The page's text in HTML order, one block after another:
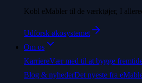
Kobl eMabler til de værktøjer, I
Udforsk økosystemet
Om os
KarriereVær med til at bygge
Blog & nyhederDet nyeste fra